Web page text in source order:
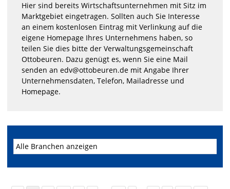
Hier sind bereits Wirtschaftsunternehmen mit Sitz im
Marktgebiet eingetragen. Sollten auch Sie Interesse
an einem kostenlosen Eintrag mit Verlinkung auf die
eigene Homepage Ihres Unternehmens haben, so
teilen Sie dies bitte der Verwaltungsgemeinschaft
Ottobeuren. Dazu genügt es, wenn Sie eine Mail
senden an edv@ottobeuren.de mit Angabe Ihrer
Unternehmensdaten, Telefon, Mailadresse und
Homepage.